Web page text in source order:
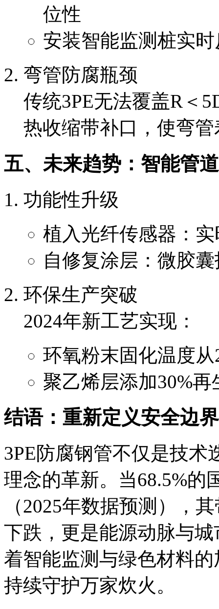
位性
安装智能监测桩实
弯管防腐瓶颈
传统3PE无法覆盖R＜
热收缩带补口，使弯
五、未来趋势：智能管
功能性升级
植入光纤传感器：
自修复涂层：微胶
环保生产突破
2024年新工艺实现：
环氧粉末固化温度
聚乙烯层添加30%
结语：重新定义安全边界
3PE防腐钢管不仅是技
理念的革新。当68.5%的
（2025年数据预测），
下跌，更是能源动脉与
着智能监测与绿色材料
持续守护万家炊火。